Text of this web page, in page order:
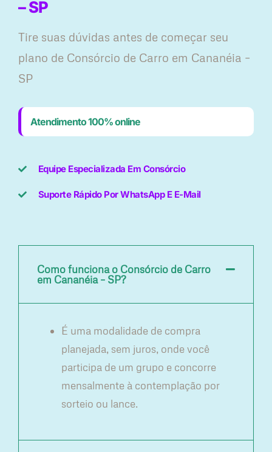
– SP
Tire suas dúvidas antes de começar seu
plano ​de Consórcio de Carro em Cananéia –
SP
Atendimento 100% online
Equipe Especializada Em Consórcio
Suporte Rápido Por WhatsApp E E-Mail
Como funciona o Consórcio de Carro
em Cananéia – SP?
É uma modalidade de compra
planejada, sem juros, onde você
participa de um grupo e concorre
mensalmente à contemplação por
sorteio ou lance.